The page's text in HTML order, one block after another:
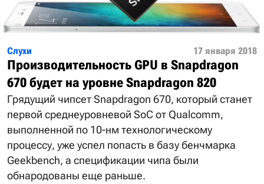
Слухи 17 января 2018
Производительность GPU в Snapdragon
670 будет на уровне Snapdragon 820
Грядущий чипсет Snapdragon 670, который станет
первой среднеуровневой SoC от Qualcomm,
выполненной по 10-нм технологическому
процессу, уже успел попасть в базу бенчмарка
Geekbench, а спецификации чипа были
обнародованы еще раньше.